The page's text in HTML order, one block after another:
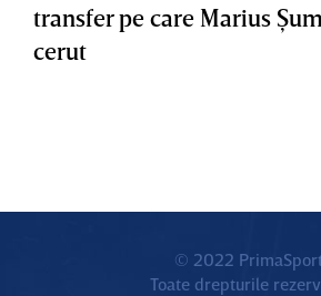
transfer pe care Marius
cerut
© 2022
Toate drepturile